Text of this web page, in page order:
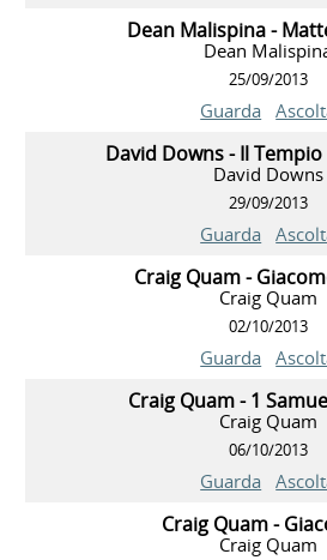
Dean Malispina -
Dean
25/09/2013
Guarda
David Downs - Il
David Downs
29/09/2013
Guarda
Craig Quam -
Craig Quam
02/10/2013
Guarda
Craig Quam - 1
Craig Quam
06/10/2013
Guarda
Craig Quam -
Craig Quam